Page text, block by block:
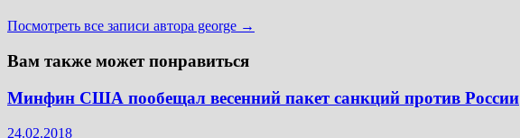
Посмотреть все записи автора george →
Вам также может понравиться
Минфин США пообещал весенний пакет санкций против России
24.02.2018